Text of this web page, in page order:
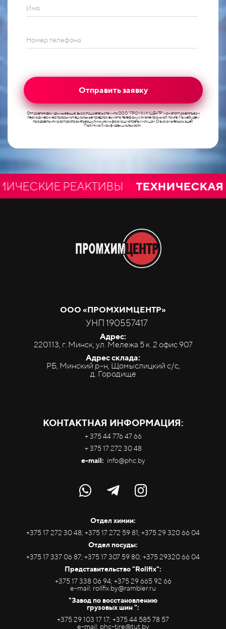
Имя
Номер телефона
Отправить заявку
Отправляя свои данные выше, вы соглашаетесь с тем, что ООО "ПРОМХИМЦЕНТР" может отправлять вам
периодические опросы и специальные предложения по телефону или электронной почте. Мы не будем
продавать или распространять вашу личную информацию третьим лицам. Ознакомьтесь с нашей
Политикой конфиденциальности.
РЕАКТИВЫТЕХНИЧЕСКАЯ И
ООО «ПРОМХИМЦЕНТР»
УНП 190557417
Адрес:
220113, г. Минск, ул. Мележа 5 к. 2 офис 907
Адрес склада:
РБ, Минский р-н, Щомыслицкий с/с,
д. Городище
КОНТАКТНАЯ ИНФОРМАЦИЯ:
+ 375 44 776 47 66
+ 375 17 272 30 48
e-mail: info@phc.by
Отдел химии:
+375 17 272 30 48; +375 17 272 59 81; +375 29 320 66 04
Отдел посуды:
+375 17 337 06 87; +375 17 307 59 80; +375 29320 66 04
Представительство "Rollfix":
+375 17 338 06 94; +375 29 665 92 66
e-mail: rollfix.by@rambler.ru
"Завод по восстановлению
грузовых шин ":
+375 29 103 17 17; +375 44 585 78 57
e-mail: phc-tire@tut.by